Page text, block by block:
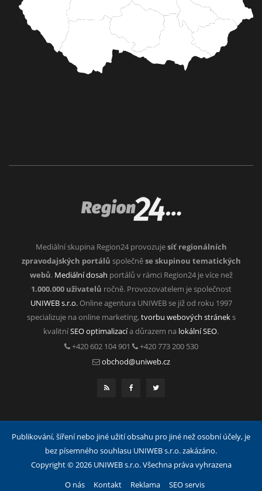
Mediální skupina Region24 provozujesíť regionálních
zpravodajských portálů společněse skupinou tematických
webů. Mediální dosah portálů v rámci Region24 je více než
1.000.000 uživatelů ročně. Provozovatelem je společnost
UNIWEB s.r.o.Online agentura UNIWEB se již od roku 1997
specializuje na online marketing, tvorbu webových stráneks
kvalitníSEO optimalizacía důrazem na lokální SEO.
+420 602 104 901
+420 773 200 530
obchod@uniweb.cz
Publikování, šíření nebo jiné užití obsahu pro jiné než osobní účely, je
bez písemného souhlasu UNIWEB s.r.o. zakázáno.
Copyright © 2026 UNIWEB s.r.o. Všechna práva vyhrazena
O nás
Kontakt Reklama SEO servis